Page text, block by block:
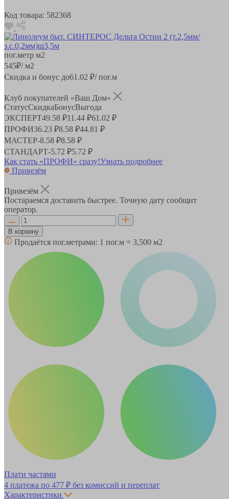
Код товара: 582368
пог.метр м2
545₽/ м2
Скидка и бонус до61.02 ₽/ пог.м
Клуб покупателей «Ваш Дом»
СтатусСкидкаБонусВыгода
ЭКСПЕРТ49.58 ₽11.44 ₽61.02 ₽
ПРОФИ36.23 ₽8.58 ₽44.81 ₽
МАСТЕР-8.58 ₽8.58 ₽
СТАНДАРТ-5.72 ₽5.72 ₽
Как стать «ПРОФИ» сразу!Узнать подробнее
Привезём
Привезём
Постараемся доставить быстрее. Точную дату сообщит
оператор.
В корзину
Продаётся пог.метрами: 1 пог.м = 3,500 м2
Плати частями
4 платежа по 477 ₽ без комиссий и переплат
Характеристики